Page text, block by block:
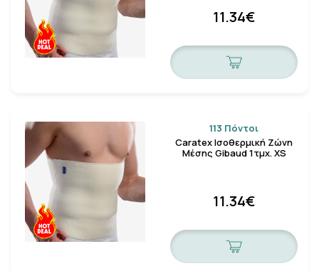
11.34€
113 Πόντοι
Caratex Ισοθερμική Ζώνη
Μέσης Gibaud 1τμχ. XS
11.34€